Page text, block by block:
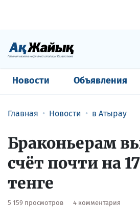
Новости Объявления
Главная Новости в Атырау
Браконьерам
счёт почти на
тенге
5 159 просмотров 4 комментария